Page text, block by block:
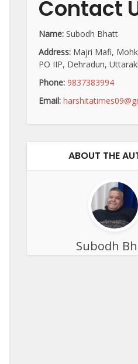
Contact
Name: Subodh Bhatt
Address: Majri Mafi,
PO IIP, Dehradun,
Phone: 9837383994
Email:
ABOUT THE
Subodh